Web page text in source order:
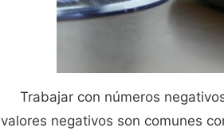
Trabajar con números
valores negativos son comunes